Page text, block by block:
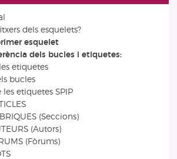
dels esquelets?
esquelet
dels bucles i etiquetes:
etiquetes
bucles
les etiquetes SPIP
(Seccions)
(Autors)
(Fòrums)